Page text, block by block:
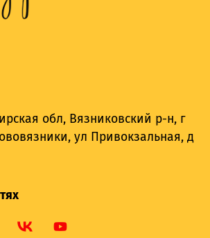
обл, Вязниковский р-н, г
ул Привокзальная, д